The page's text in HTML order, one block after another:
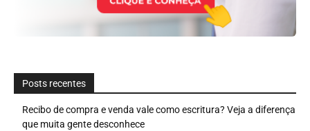
Posts recentes
Recibo de compra e venda vale como escritura? Veja a diferença
que muita gente desconhece